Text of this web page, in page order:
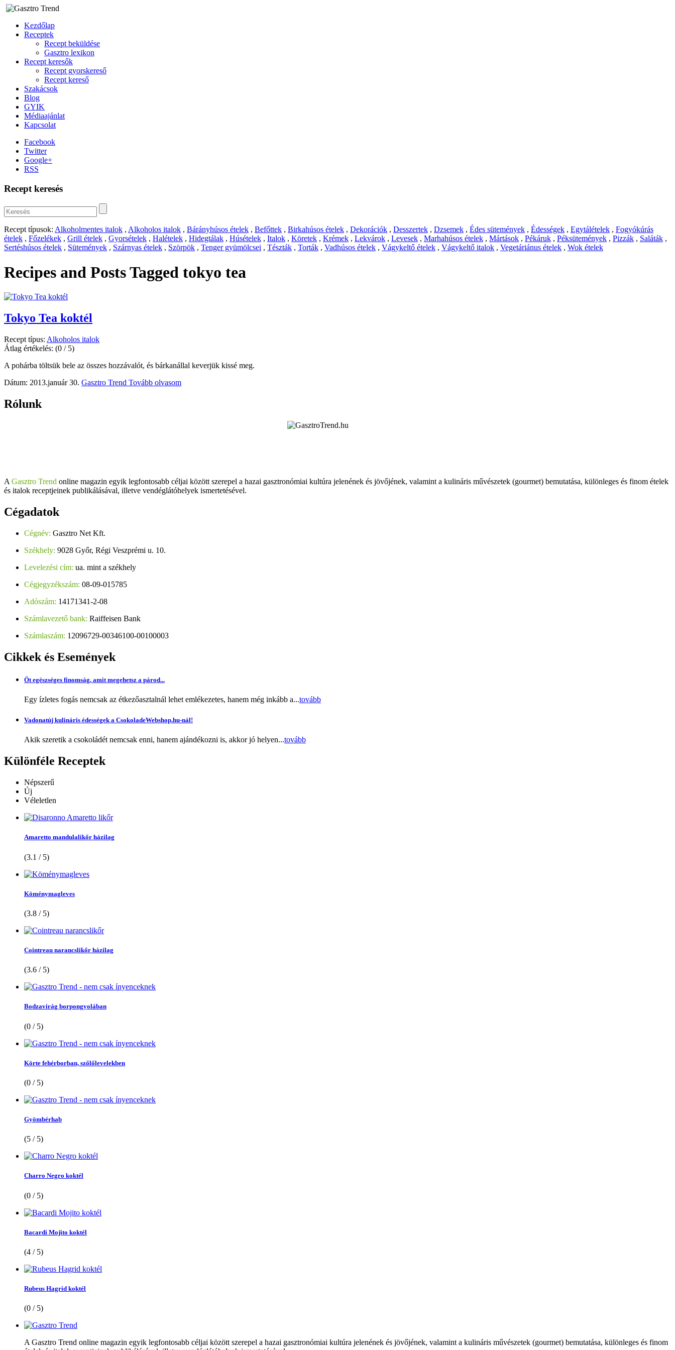
Kezdőlap
Receptek
Recept beküldése
Gasztro lexikon
Recept keresők
Recept gyorskereső
Recept kereső
Szakácsok
Blog
GYIK
Médiaajánlat
Kapcsolat
Facebook
Twitter
Google+
RSS
Recept keresés
Recept típusok: Alkoholmentes italok , Alkoholos italok , Bárányhúsos ételek , Befőttek , Birkahúsos ételek , Dekorációk , Desszertek , Dzsemek , Édes sütemények , Édességek , Egytálételek , Fogyókúrás
ételek , Főzelékek , Grill ételek , Gyorsételek , Halételek , Hidegtálak , Húsételek , Italok , Köretek , Krémek , Lekvárok , Levesek , Marhahúsos ételek , Mártások , Pékáruk , Péksütemények , Pizzák , Saláták ,
Sertéshúsos ételek , Sütemények , Szárnyas ételek , Szörpök , Tenger gyümölcsei , Tészták , Torták , Vadhúsos ételek , Vágykeltő ételek , Vágykeltő italok , Vegetáriánus ételek , Wok ételek
Recipes and Posts Tagged tokyo tea
Tokyo Tea koktél
Recept típus: Alkoholos italok
Átlag értékelés: (0 / 5)
A pohárba töltsük bele az összes hozzávalót, és bárkanállal keverjük kissé meg.
Dátum: 2013.január 30. Gasztro Trend Tovább olvasom
Rólunk
A Gasztro Trend online magazin egyik legfontosabb céljai között szerepel a hazai gasztronómiai kultúra jelenének és jövőjének, valamint a kulináris művészetek (gourmet) bemutatása, különleges és finom ételek
és italok receptjeinek publikálásával, illetve vendéglátóhelyek ismertetésével.
Cégadatok
Cégnév: Gasztro Net Kft.
Székhely: 9028 Győr, Régi Veszprémi u. 10.
Levelezési cím: ua. mint a székhely
Cégjegyzékszám: 08-09-015785
Adószám: 14171341-2-08
Számlavezető bank: Raiffeisen Bank
Számlaszám: 12096729-00346100-00100003
Cikkek és Események
Öt egészséges finomság, amit megehetsz a párod...
Egy ízletes fogás nemcsak az étkezőasztalnál lehet emlékezetes, hanem még inkább a...tovább
Vadonatúj kulináris édességek a CsokoladeWebshop.hu-nál!
Akik szeretik a csokoládét nemcsak enni, hanem ajándékozni is, akkor jó helyen...tovább
Különféle Receptek
Népszerű
Új
Véleletlen
Amaretto mandulalikőr házilag
(3.1 / 5)
Köménymagleves
(3.8 / 5)
Cointreau narancslikőr házilag
(3.6 / 5)
Bodzavirág borpongyolában
(0 / 5)
Körte fehérborban, szőlőlevelekben
(0 / 5)
Gyömbérhab
(5 / 5)
Charro Negro koktél
(0 / 5)
Bacardi Mojito koktél
(4 / 5)
Rubeus Hagrid koktél
(0 / 5)
A Gasztro Trend online magazin egyik legfontosabb céljai között szerepel a hazai gasztronómiai kultúra jelenének és jövőjének, valamint a kulináris művészetek (gourmet) bemutatása, különleges és finom